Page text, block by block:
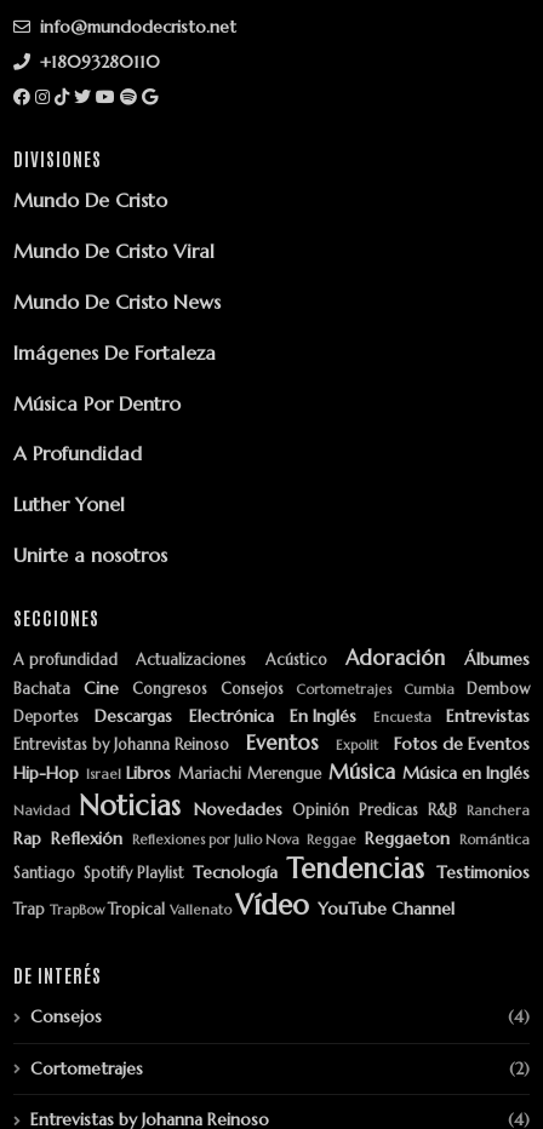
info@mundodecristo.net
+18093280110
DIVISIONES
Mundo De Cristo
Mundo De Cristo Viral
Mundo De Cristo News
Imágenes De Fortaleza
Música Por Dentro
A Profundidad
Luther Yonel
Unirte a nosotros
SECCIONES
A profundidad Actualizaciones Acústico Adoración Álbumes
Bachata Cine Congresos Consejos Cortometrajes Cumbia
Dembow
Deportes
Descargas Electrónica En Inglés Encuesta Entrevistas
Entrevistas by Johanna Reinoso Eventos Expolit
Fotos de Eventos
Hip-Hop Israel Libros Mariachi Merengue Música Música en Inglés
Navidad Noticias Novedades Opinión Predicas R&B Ranchera
Rap Reflexión Reflexiones por Julio Nova Reggae Reggaeton Romántica
Santiago Spotify Playlist Tecnología Tendencias Testimonios
Trap TrapBow Tropical Vallenato Vídeo YouTube Channel
DE INTERÉS
Consejos (4)
Cortometrajes (2)
Entrevistas by Johanna Reinoso (4)